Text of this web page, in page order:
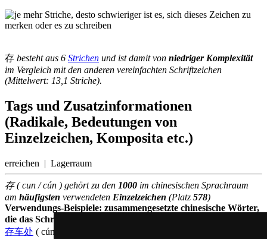
存 besteht aus 6 Strichen und ist damit von niedriger Komplexität
im Vergleich mit den anderen vereinfachten Schriftzeichen
(Mittelwert: 13,1 Striche).
Tags und Zusatzinformationen
(Radikale, Bedeutungen von
Einzelzeichen, Komposita etc.)
erreichen | Lagerraum
存 ( cun / cún ) gehört zu den 1000 im chinesischen Sprachraum
am häufigsten verwendeten Einzelzeichen (Platz 578)
Verwendungs-Beispiele: zusammengesetzte chinesische Wörter,
die das Schriftzeichen 存 ( cun / cún ) enthalten
存车处 ( cúnchēchù = Parkplatz ),